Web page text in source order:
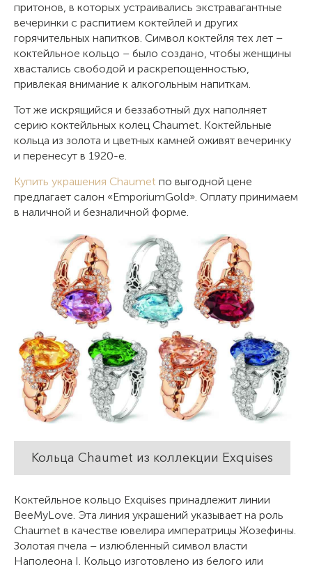
притонов, в которых устраивались экстравагантные
вечеринки с распитием коктейлей и других
горячительных напитков. Символ коктейля тех лет –
коктейльное кольцо – было создано, чтобы женщины
хвастались свободой и раскрепощенностью,
привлекая внимание к алкогольным напиткам.
Тот же искрящийся и беззаботный дух наполняет
серию коктейльных колец Chaumet. Коктейльные
кольца из золота и цветных камней оживят вечеринку
и перенесут в 1920-е.
Купить украшения Chaumet по выгодной цене
предлагает салон «EmporiumGold». Оплату принимаем
в наличной и безналичной форме.
Кольца Chaumet из коллекции Exquises
Коктейльное кольцо Exquises принадлежит линии
BeeMyLove. Эта линия украшений указывает на роль
Chaumet в качестве ювелира императрицы Жозефины.
Золотая пчела – излюбленный символ власти
Наполеона I. Кольцо изготовлено из белого или